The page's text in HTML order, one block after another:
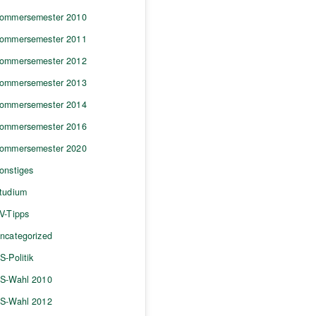
2010
2011
2012
2013
2014
2016
2020
Tipps
Politik
Wahl 2010
Wahl 2012